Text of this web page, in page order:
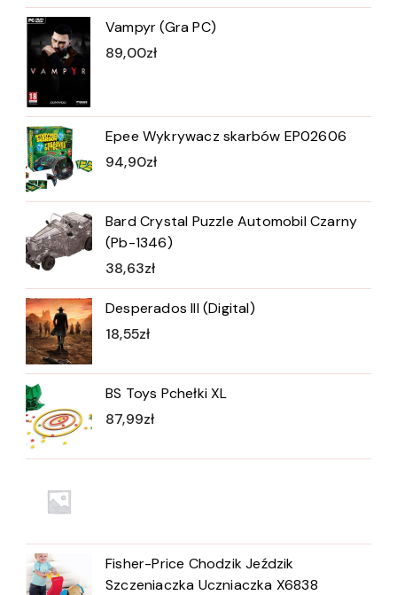
Vampyr (Gra PC)
89,00zł
Epee Wykrywacz skarbów EP02606
94,90zł
Bard Crystal Puzzle Automobil Czarny
(Pb-1346)
38,63zł
Desperados III (Digital)
18,55zł
BS Toys Pchełki XL
87,99zł
Fisher-Price Chodzik Jeździk
Szczeniaczka Uczniaczka X6838